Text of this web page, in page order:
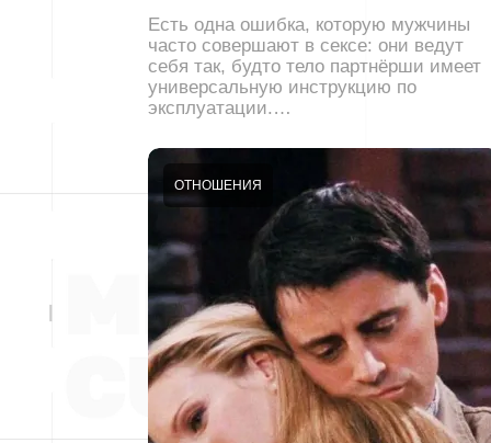
Есть одна ошибка, которую мужчины
часто совершают в сексе: они ведут
себя так, будто тело партнёрши имеет
универсальную инструкцию по
эксплуатации.…
ОТНОШЕНИЯ